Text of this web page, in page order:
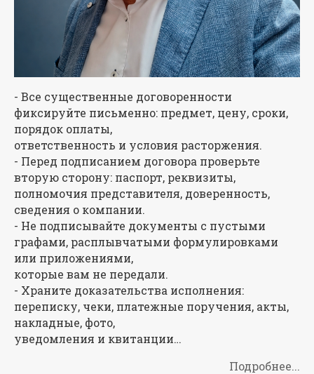
- Все существенные договоренности
фиксируйте письменно: предмет, цену, сроки,
порядок оплаты,
ответственность и условия расторжения.
- Перед подписанием договора проверьте
вторую сторону: паспорт, реквизиты,
полномочия представителя, доверенность,
сведения о компании.
- Не подписывайте документы с пустыми
графами, расплывчатыми формулировками
или приложениями,
которые вам не передали.
- Храните доказательства исполнения:
переписку, чеки, платежные поручения, акты,
накладные, фото,
уведомления и квитанции…
Подробнее...